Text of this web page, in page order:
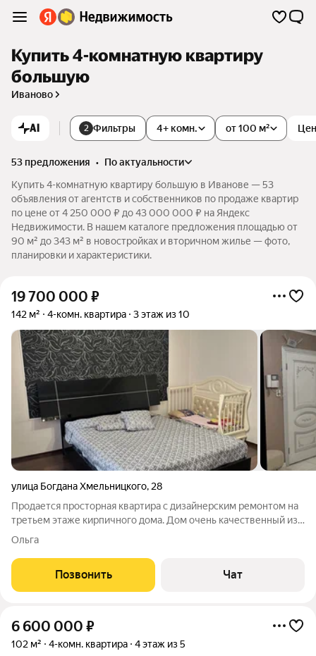
Купить 4-комнатную квартиру
большую
Иваново
AI 2 Фильтры 4+ комн. от 100 м²
53 предложения •
по актуальности
Купить 4-комнатную квартиру большую в Иванове — 53
объявления от агентств и собственников по продаже квартир
по цене от 4 250 000 ₽ до 43 000 000 ₽ на Яндекс
Недвижимости. В нашем каталоге предложения площадью от
90 м² до 343 м² в новостройках и вторичном жилье — фото,
планировки и характеристики.
19 700 000 ₽
142 м² 4-комн. квартира 3 этаж из 10
улица Богдана Хмельницкого, 28
Продается просторная квартира с дизайнерским ремонтом на
третьем этаже кирпичного дома. Дом очень качественный из
красного кирпича. Зимой тепло, летом не жарко. Таких
комнаты изолированы, что
Ольга
Позвонить Чат
6 600 000 ₽
102 м² 4-комн. квартира 4 этаж из 5